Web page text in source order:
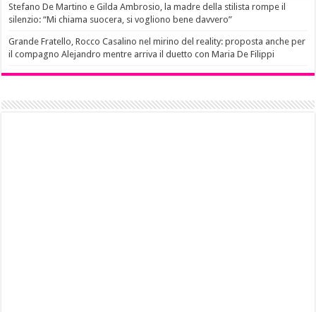
Stefano De Martino e Gilda Ambrosio, la madre della stilista rompe il
silenzio: “Mi chiama suocera, si vogliono bene davvero”
Grande Fratello, Rocco Casalino nel mirino del reality: proposta anche per
il compagno Alejandro mentre arriva il duetto con Maria De Filippi